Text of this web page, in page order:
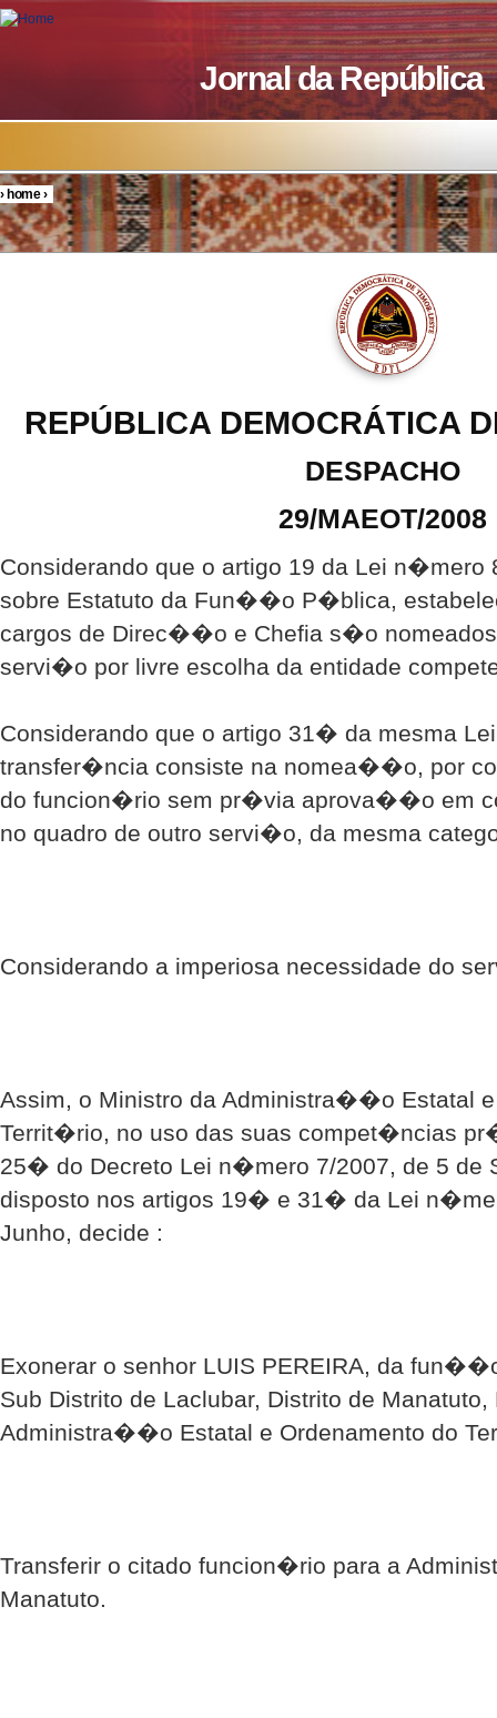
Skip to main content
Jornal da República
You are here
›home›
REPÚBLICA DEMOCRÁTICA
DESPACHO
29/MAEOT/2008
Considerando que o artigo 19 da Lei n�mero
sobre Estatuto da Fun��o P�blica,
cargos de Direc��o e Chefia s�o
servi�o por livre escolha da entidade
Considerando que o artigo 31� da mesma
transfer�ncia consiste na nomea��o, por
do funcion�rio sem pr�via aprova��o em
no quadro de outro servi�o, da mesma
Considerando a imperiosa necessidade do
Assim, o Ministro da Administra��o Estatal
Territ�rio, no uso das suas compet�ncias
25� do Decreto Lei n�mero 7/2007, de 5 de
disposto nos artigos 19� e 31� da Lei
Junho, decide :
Exonerar o senhor LUIS PEREIRA, da
Sub Distrito de Laclubar, Distrito de
Administra��o Estatal e Ordenamento do
Transferir o citado funcion�rio para a
Manatuto.